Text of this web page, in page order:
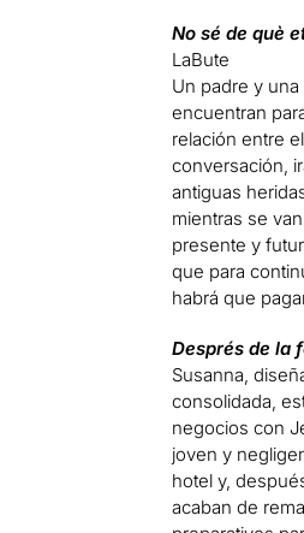
No sé de què
LaBute
Un padre y
encuentran
relación entre
conversación,
antiguas
mientras se
presente y
que para
habrá que
Després de la
Susanna,
consolidada,
negocios con
joven y
hotel y,
acaban de